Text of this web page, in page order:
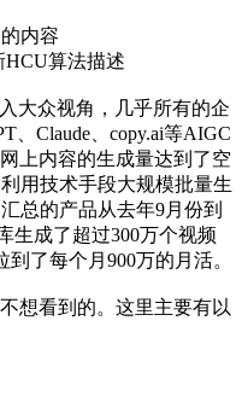
HCU算法描述
大众视角，几乎所有的企
、Claude、copy.ai等AIGC
上内容的生成量达到了空
用技术手段大规模批量生
总的产品从去年9月份到
生成了超过300万个视频
了每个月900万的月活。
想看到的。这里主要有以